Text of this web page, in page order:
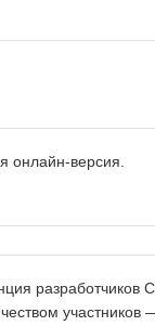
онлайн-версия.
разработчиков
участников